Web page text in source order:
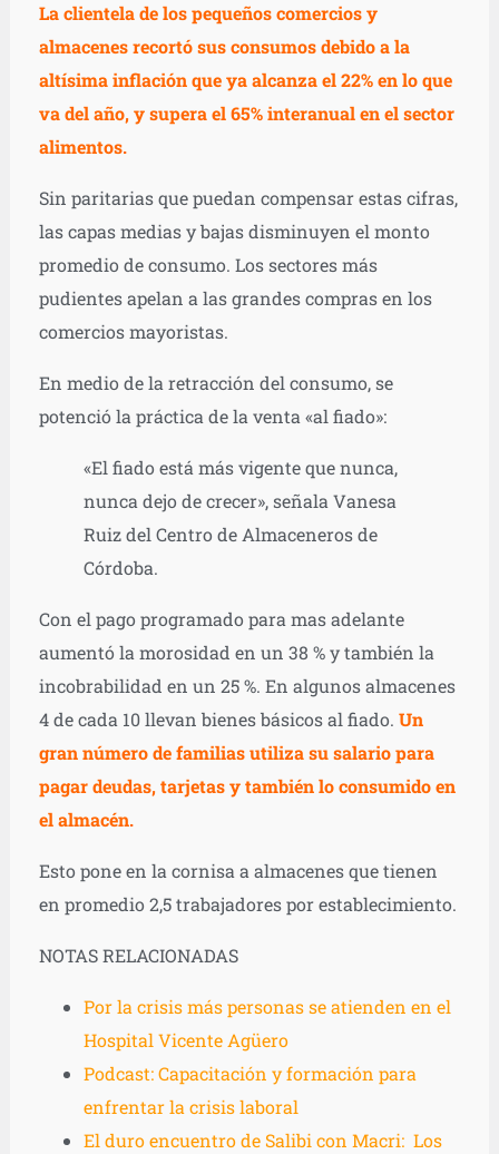
La clientela de los pequeños comercios y
almacenes recortó sus consumos debido a la
altísima inflación que ya alcanza el 22% en lo que
va del año, y supera el 65% interanual en el sector
alimentos.
Sin paritarias que puedan compensar estas cifras,
las capas medias y bajas disminuyen el monto
promedio de consumo. Los sectores más
pudientes apelan a las grandes compras en los
comercios mayoristas.
En medio de la retracción del consumo, se
potenció la práctica de la venta «al fiado»:
«El fiado está más vigente que nunca,
nunca dejo de crecer», señala Vanesa
Ruiz del Centro de Almaceneros de
Córdoba.
Con el pago programado para mas adelante
aumentó la morosidad en un 38 % y también la
incobrabilidad en un 25 %. En algunos almacenes
4 de cada 10 llevan bienes básicos al fiado. Un
gran número de familias utiliza su salario para
pagar deudas, tarjetas y también lo consumido en
el almacén.
Esto pone en la cornisa a almacenes que tienen
en promedio 2,5 trabajadores por establecimiento.
NOTAS RELACIONADAS
Por la crisis más personas se atienden en el
Hospital Vicente Agüero
Podcast: Capacitación y formación para
enfrentar la crisis laboral
El duro encuentro de Salibi con Macri: Los